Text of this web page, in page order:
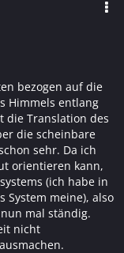
bezogen auf die
Himmels entlang
die Translation des
die scheinbare
sehr. Da ich
orientieren kann,
(ich habe in
System meine), also
mal ständig.
nicht